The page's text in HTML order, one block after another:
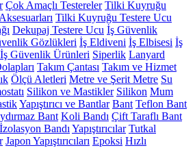
Çok Amaçlı Testereler Tilki Kuyruğu
Tilki Kuyruğu Testere Ucu
Dekupaj Testere Ucu İş Güvenlik
Gözlükleri İş Eldiveni İş Elbisesi İş
Güvenlik Ürünleri Siperlik Lanyard
Takım Çantası Takım ve Hizmet
Ölçü Aletleri Metre ve Şerit Metre Su
Silikon ve Mastikler Silikon Mum
Yapıştırıcı ve Bantlar Bant Teflon Bant
Bant Koli Bandı Çift Taraflı Bant
İzolasyon Bandı Yapıştırıcılar Tutkal
Japon Yapıştırıcıları Epoksi Hızlı